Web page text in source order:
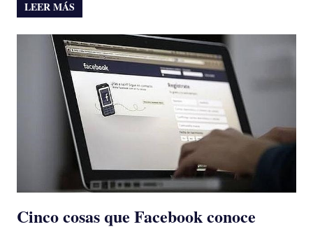
LEER MÁS
Cinco cosas que Facebook conoce